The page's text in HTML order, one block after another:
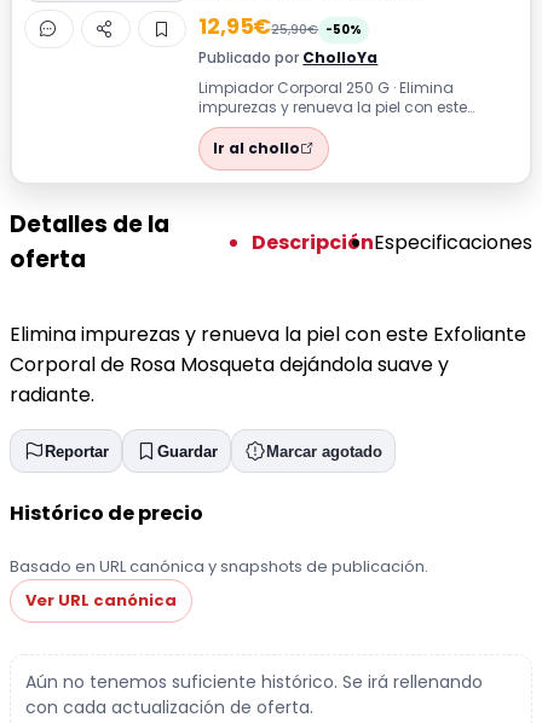
12,95€25,90€ -50%
Publicado por CholloYa
Limpiador Corporal 250 G · Elimina
impurezas y renueva la piel con este
Exfoliante Corporal de Rosa Mosqueta
dejándol...
Ir al chollo
Detalles de la
oferta
DescripciónEspecificaciones
Elimina impurezas y renueva la piel con este Exfoliante
Corporal de Rosa Mosqueta dejándola suave y
radiante.
Reportar Guardar Marcar agotado
Histórico de precio
Basado en URL canónica y snapshots de publicación.
Ver URL canónica
Aún no tenemos suficiente histórico. Se irá rellenando
con cada actualización de oferta.